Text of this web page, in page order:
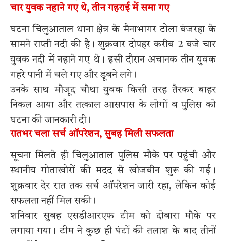
चार युवक नहाने गए थे, तीन गहराई में समा गए
घटना चिलुआताल थाना क्षेत्र के मैनाभागर टोला बंजरहा के
सामने राप्ती नदी की है। शुक्रवार दोपहर करीब 2 बजे चार
युवक नदी में नहाने गए थे। इसी दौरान अचानक तीन युवक
गहरे पानी में चले गए और डूबने लगे।
उनके साथ मौजूद चौथा युवक किसी तरह तैरकर बाहर
निकल आया और तत्काल आसपास के लोगों व पुलिस को
घटना की जानकारी दी।
रातभर चला सर्च ऑपरेशन, सुबह मिली सफलता
सूचना मिलते ही चिलुआताल पुलिस मौके पर पहुंची और
स्थानीय गोताखोरों की मदद से खोजबीन शुरू की गई।
शुक्रवार देर रात तक सर्च ऑपरेशन जारी रहा, लेकिन कोई
सफलता नहीं मिल सकी।
शनिवार सुबह एसडीआरएफ टीम को दोबारा मौके पर
लगाया गया। टीम ने कुछ ही घंटों की तलाश के बाद तीनों